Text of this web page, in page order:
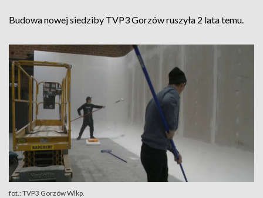
Budowa nowej siedziby TVP3 Gorzów ruszyła 2 lata temu.
fot.: TVP3 Gorzów Wlkp.